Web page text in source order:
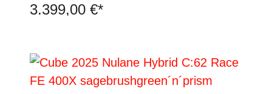
3.399,00 €*